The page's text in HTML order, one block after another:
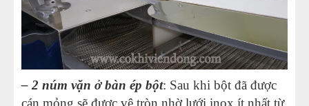
– 2 núm vặn ở bàn ép bột: Sau khi bột đã được
cán mỏng sẽ được vê tròn nhờ lưới inox ít nhất từ